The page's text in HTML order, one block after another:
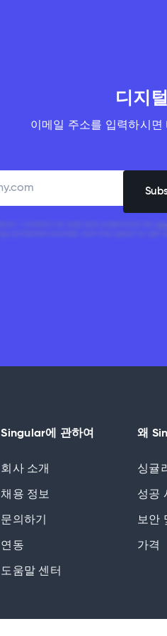
디지
이메일 주소를 입력하시
Singular에 관하여
회사 소개
채용 정보
문의하기
연동
도움말 센터
왜
싱귤
성공
보안
가격